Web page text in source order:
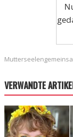
VERWANDTE